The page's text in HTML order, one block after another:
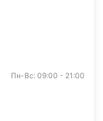
Пн-Вс: 09:00 - 21:00